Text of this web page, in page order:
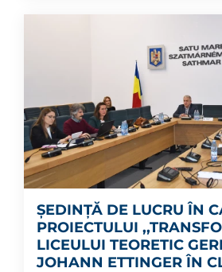
ȘEDINȚĂ DE LUCRU ÎN
PROIECTULUI
LICEULUI TEORETIC
JOHANN ETTINGER ÎN